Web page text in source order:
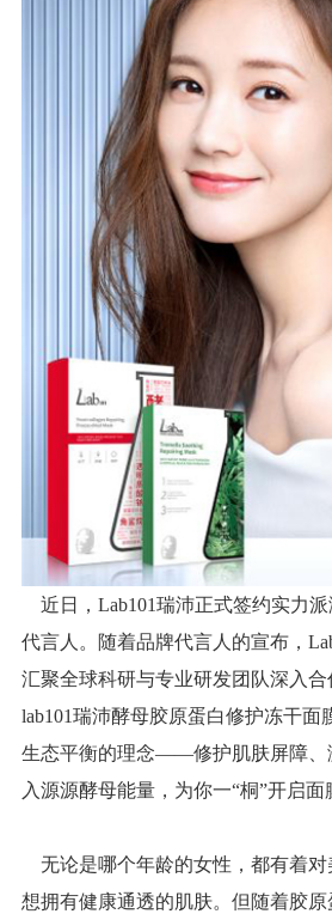
近日，Lab101瑞沛正式签约实力
代言人。随着品牌代言人的宣布，
汇聚全球科研与专业研发团队深入
lab101瑞沛酵母胶原蛋白修护冻干面
生态平衡的理念——修护肌肤屏障、
入源源酵母能量，为你一“桐”开启面
无论是哪个年龄的女性，都有着对
想拥有健康通透的肌肤。但随着胶